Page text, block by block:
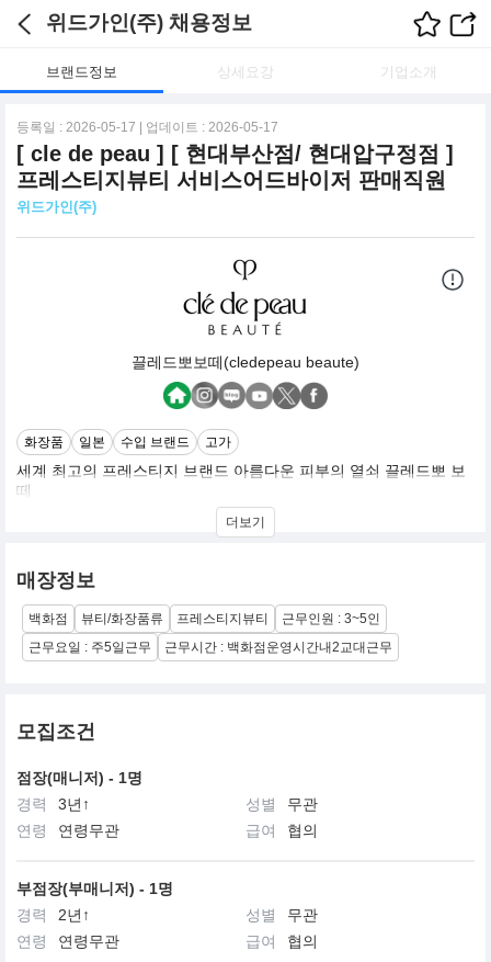
위드가인(주) 채용정보
브랜드정보 상세요강 기업소개
등록일 : 2026-05-17 | 업데이트 : 2026-05-17
[ cle de peau ] [ 현대부산점/ 현대압구정점 ]
프레스티지뷰티 서비스어드바이저 판매직원
위드가인(주)
끌레드뽀보떼(cledepeau beaute)
화장품 일본 수입 브랜드 고가
세계 최고의 프레스티지 브랜드 아름다운 피부의 열쇠 끌레드뽀 보
떼
현대적이면서 우아한 감각과 첨단 과한 기술력이 어우러진 최고의
프레스티지 브랜드,끌레드뽀 보떼
‘우리가 세계에서 가장 효과적인 노화방지 트리트먼트를 만들어 낸
다면 어떻게 될까요?’
이 한마디가 세계 최고의 프레스티지 브랜드인 끌레드뽀 보떼의 시
작입니다.
30년 역사의 기술력으로 만들어진 끌레드뽀 보떼는 ‘아름다운 피부
1999년 한국에 진출한 끌레드뽀 보떼는 로열티 있는 고객 창출에 집
중하여 상류층 여성들 사이에서 그 명성을 얻었습니다.
시장을 새롭게 열었으며,블랙 라벨 화장품인 시나끄티프 라인의 크
렘므 엥땅시브는 기존의 화장품을 넘어서는 혁신적인 효과와 효능
으로 Beyond Luxury Market을 열었습니다.
보떼의 세계에 첫발을 디디신 여러분을 진심으로 환영하며, 끌레드
뽀 보떼와 함께 아름다움에 관한 모든 비밀을 찾아내시기를 희망합
니다.
더보기
매장정보
백화점 뷰티/화장품류 프레스티지뷰티
근무인원 : 3~5인
근무요일 : 주5일근무
근무시간 : 백화점운영시간내2교대근무
모집조건
점장(매니저) - 1명
경력
3년↑ 성별
무관
연령
연령무관 급여 협의
부점장(부매니저) - 1명
경력
2년↑ 성별
무관
연령
연령무관 급여 협의